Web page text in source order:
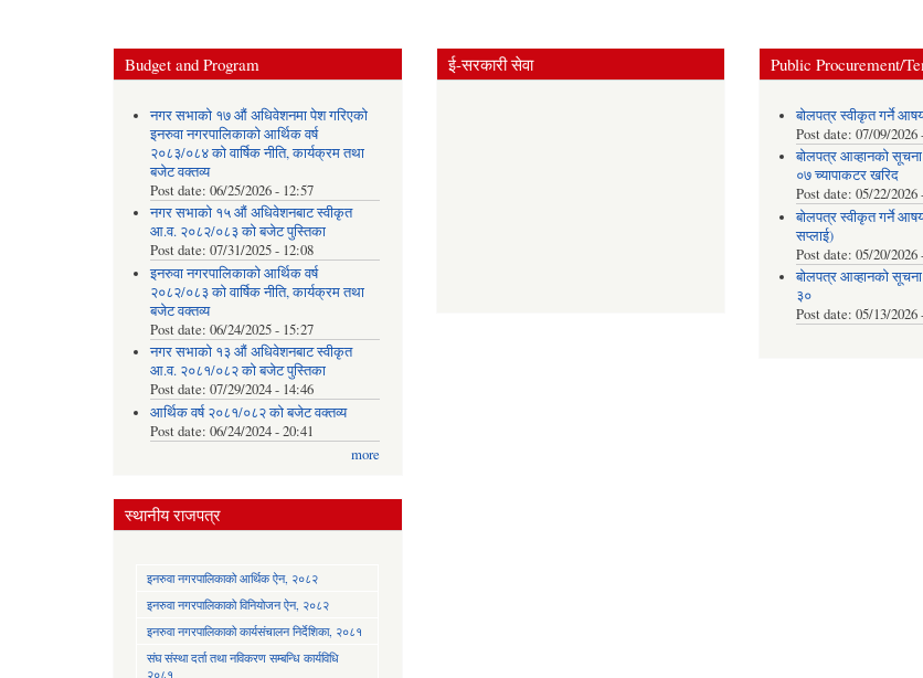
Budget and Program
नगर सभाको १७ औं अधिवेशनमा पेश गरिएको
इनरुवा नगरपालिकाको आर्थिक वर्ष
२०८३/०८४ को वार्षिक नीति, कार्यक्रम तथा
बजेट वक्तव्य
Post date: 06/25/2026 - 12:57
नगर सभाको १५ औं अधिवेशनबाट स्वीकृत
आ.व. २०८२/०८३ को बजेट पुस्तिका
Post date: 07/31/2025 - 12:08
इनरुवा नगरपालिकाको आर्थिक वर्ष
२०८२/०८३ को वार्षिक नीति, कार्यक्रम तथा
बजेट वक्तव्य
Post date: 06/24/2025 - 15:27
नगर सभाको १३ औं अधिवेशनबाट स्वीकृत
आ.व. २०८१/०८२ को बजेट पुस्तिका
Post date: 07/29/2024 - 14:46
आर्थिक वर्ष २०८१/०८२ को बजेट वक्तव्य
Post date: 06/24/2024 - 20:41
more
स्थानीय राजपत्र
इनरुवा नगरपालिकाको आर्थिक ऐन, २०८२
इनरुवा नगरपालिकाको विनियोजन ऐन, २०८२
इनरुवा नगरपालिकाको कार्यसंचालन निर्देशिका, २०८१
संघ संस्था दर्ता तथा नविकरण सम्बन्धि कार्यविधि
२०८१
ई-सरकारी सेवा Public Procurement/
बोलपत्र स्वीकृत गर्ने
Post date: 07/09/2026
बोलपत्र आव्हानको
०७ च्यापाकटर खरिद
Post date: 05/22/2026
बोलपत्र स्वीकृत गर्ने
सप्लाई)
Post date: 05/20/2026
बोलपत्र आव्हानको
३०
Post date: 05/13/2026